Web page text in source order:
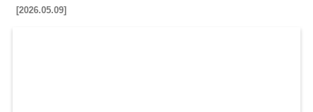
[2026.05.09]